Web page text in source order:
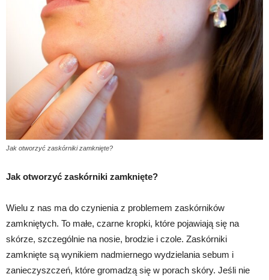
Jak otworzyć zaskórniki zamknięte?
Jak otworzyć zaskórniki zamknięte?
Wielu z nas ma do czynienia z problemem zaskórników
zamkniętych. To małe, czarne kropki, które pojawiają się na
skórze, szczególnie na nosie, brodzie i czole. Zaskórniki
zamknięte są wynikiem nadmiernego wydzielania sebum i
zanieczyszczeń, które gromadzą się w porach skóry. Jeśli nie